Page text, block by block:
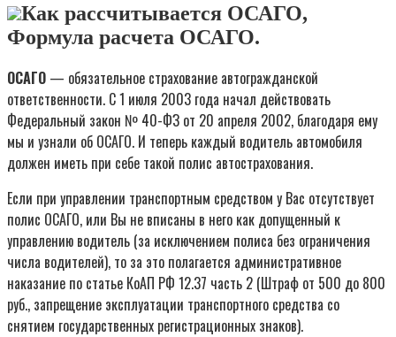
Как рассчитывается ОСАГО,
Формула расчета ОСАГО.
ОСАГО — обязательное страхование автогражданской
ответственности. С 1 июля 2003 года начал действовать
Федеральный закон № 40-ФЗ от 20 апреля 2002, благодаря ему
мы и узнали об ОСАГО. И теперь каждый водитель автомобиля
должен иметь при себе такой полис автострахования.
Если при управлении транспортным средством у Вас отсутствует
полис ОСАГО, или Вы не вписаны в него как допущенный к
управлению водитель (за исключением полиса без ограничения
числа водителей), то за это полагается административное
наказание по статье КоАП РФ 12.37 часть 2 (Штраф от 500 до 800
руб., запрещение эксплуатации транспортного средства со
снятием государственных регистрационных знаков).